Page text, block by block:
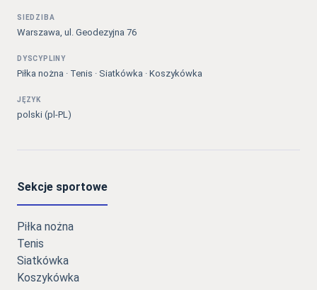
SIEDZIBA
Warszawa, ul. Geodezyjna 76
DYSCYPLINY
Piłka nożna · Tenis · Siatkówka · Koszykówka
JĘZYK
polski (pl-PL)
Sekcje sportowe
Piłka nożna
Tenis
Siatkówka
Koszykówka